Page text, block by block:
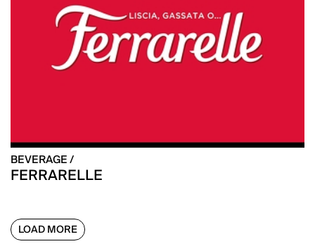
BEVERAGE /
FERRARELLE
LOAD MORE